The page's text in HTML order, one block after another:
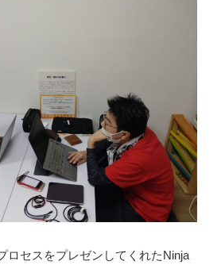
ロセスをプレゼンしてくれたNinja